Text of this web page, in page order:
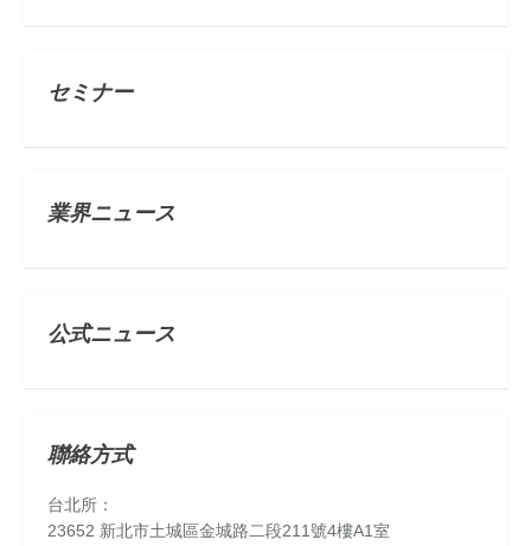
セミナー
業界ニュース
公式ニュース
聯絡方式
台北所：
23652 新北市土城區金城路二段211號4樓A1室